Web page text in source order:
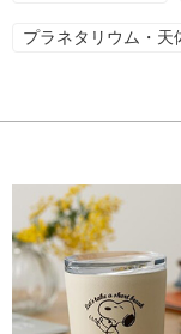
プラネタリウム・天